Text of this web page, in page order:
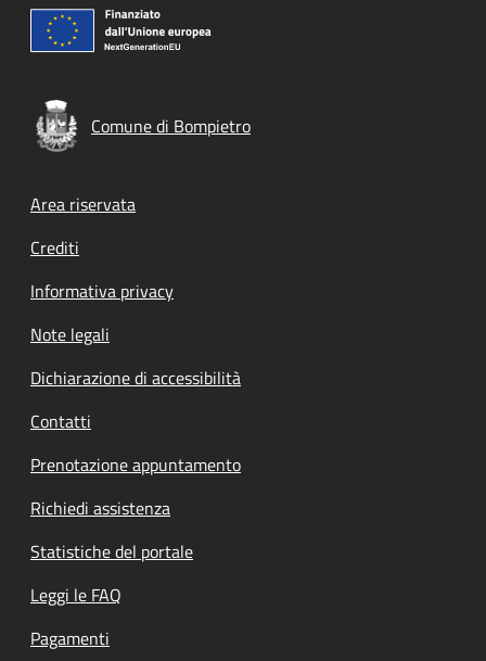
Comune di Bompietro
Footer menu
Area riservata
Crediti
Informativa privacy
Note legali
Dichiarazione di accessibilità
Contatti
Prenotazione appuntamento
Richiedi assistenza
Statistiche del portale
Leggi le FAQ
Pagamenti